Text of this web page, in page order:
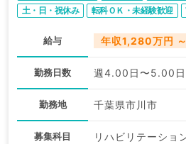
土・日・祝休み
転科ＯＫ・未経験歓迎
給与 年収1,280万円
勤務日数 週4.00日〜5.00日
勤務地 千葉県市川市
募集科目 リハビリテーショ